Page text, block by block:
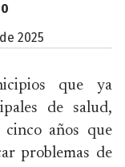
2025
que ya
de salud,
años que
problemas de